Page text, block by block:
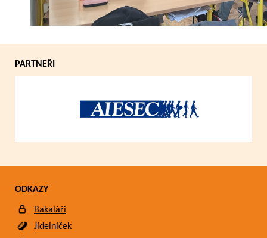
PARTNEŘI
ODKAZY
Bakaláři
Jídelníček